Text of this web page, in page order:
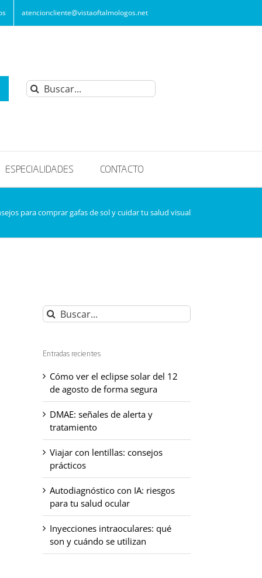
atencioncliente@vistaoftalmologos.net
Buscar:
ESPECIALIDADES CONTACTO
para comprar gafas de sol y cuidar tu salud visual
Buscar:
Entradas recientes
Cómo ver el eclipse solar del 12
de agosto de forma segura
DMAE: señales de alerta y
tratamiento
Viajar con lentillas: consejos
prácticos
Autodiagnóstico con IA: riesgos
para tu salud ocular
Inyecciones intraoculares: qué
son y cuándo se utilizan